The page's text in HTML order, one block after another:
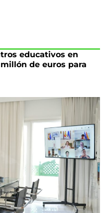
educativos en
de euros para